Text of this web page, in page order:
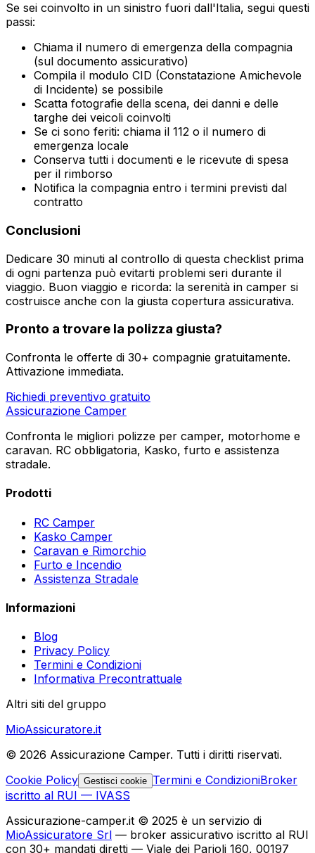
Se sei coinvolto in un sinistro fuori dall'Italia, segui questi
passi:
Chiama il numero di emergenza della compagnia
(sul documento assicurativo)
Compila il modulo CID (Constatazione Amichevole
di Incidente) se possibile
Scatta fotografie della scena, dei danni e delle
targhe dei veicoli coinvolti
Se ci sono feriti: chiama il 112 o il numero di
emergenza locale
Conserva tutti i documenti e le ricevute di spesa
per il rimborso
Notifica la compagnia entro i termini previsti dal
contratto
Conclusioni
Dedicare 30 minuti al controllo di questa checklist prima
di ogni partenza può evitarti problemi seri durante il
viaggio. Buon viaggio e ricorda: la serenità in camper si
costruisce anche con la giusta copertura assicurativa.
Pronto a trovare la polizza giusta?
Confronta le offerte di 30+ compagnie gratuitamente.
Attivazione immediata.
Richiedi preventivo gratuito
Assicurazione Camper
Confronta le migliori polizze per camper, motorhome e
caravan. RC obbligatoria, Kasko, furto e assistenza
stradale.
Prodotti
RC Camper
Kasko Camper
Caravan e Rimorchio
Furto e Incendio
Assistenza Stradale
Informazioni
Blog
Privacy Policy
Termini e Condizioni
Informativa Precontrattuale
Altri siti del gruppo
MioAssicuratore.it
© 2026 Assicurazione Camper. Tutti i diritti riservati.
Cookie Policy Gestisci cookie Termini e CondizioniBroker
iscritto al RUI — IVASS
Assicurazione-camper.it © 2025 è un servizio di
MioAssicuratore Srl — broker assicurativo iscritto al RUI
con 30+ mandati diretti — Viale dei Parioli 160, 00197